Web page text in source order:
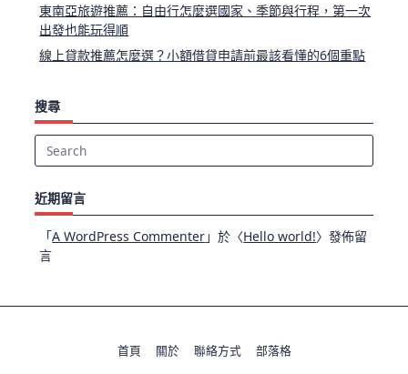
東南亞旅遊推薦：自由行怎麼選國家、季節與行程，第一次
出發也能玩得順
線上貸款推薦怎麼選？小額借貸申請前最該看懂的6個重點
搜尋
Search
近期留言
「A WordPress Commenter」於〈Hello world!〉發佈留
言
首頁 關於 聯絡方式 部落格